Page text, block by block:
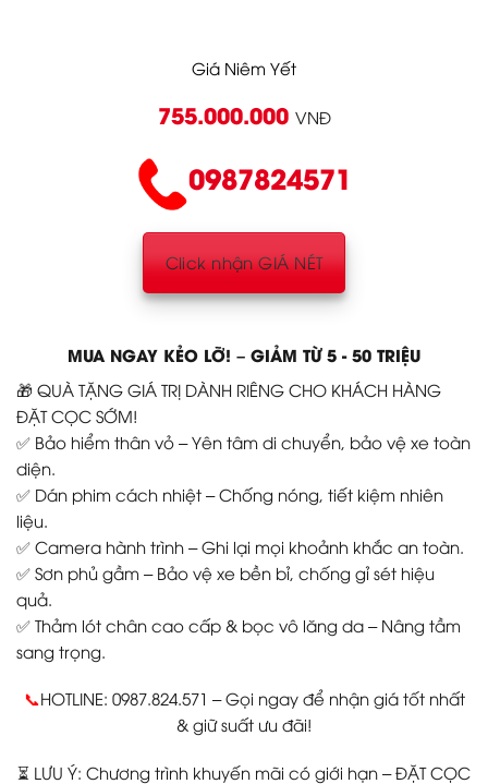
Giá Niêm Yết
755.000.000 VNĐ
0987824571
Click nhận GIÁ NÉT
MUA NGAY KẺO LỠ! – GIẢM TỪ 5 - 50 TRIỆU
🎁 QUÀ TẶNG GIÁ TRỊ DÀNH RIÊNG CHO KHÁCH HÀNG
ĐẶT CỌC SỚM!
✅ Bảo hiểm thân vỏ – Yên tâm di chuyển, bảo vệ xe toàn
diện.
✅ Dán phim cách nhiệt – Chống nóng, tiết kiệm nhiên
liệu.
✅ Camera hành trình – Ghi lại mọi khoảnh khắc an toàn.
✅ Sơn phủ gầm – Bảo vệ xe bền bỉ, chống gỉ sét hiệu
quả.
✅ Thảm lót chân cao cấp & bọc vô lăng da – Nâng tầm
sang trọng.
📞HOTLINE: 0987.824.571 – Gọi ngay để nhận giá tốt nhất
& giữ suất ưu đãi!
⏳ LƯU Ý: Chương trình khuyến mãi có giới hạn – ĐẶT CỌC